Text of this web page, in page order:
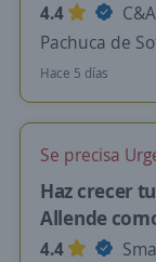
4.4
Pachuca de
Hace 5 días
Se precisa
Haz crecer
Allende
4.4